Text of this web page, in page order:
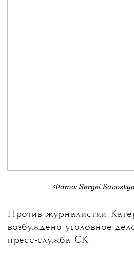
Больше новостей о моде,
Фото: Sergei
Против журналистки
возбуждено уголовное
пресс-служба СК.